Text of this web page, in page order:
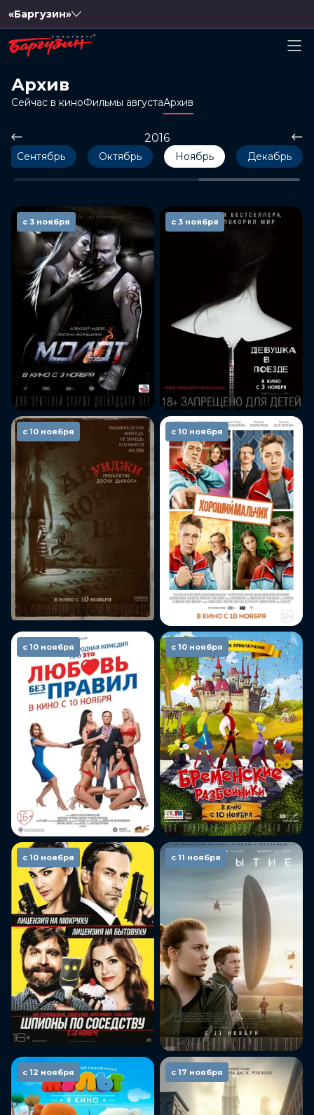
«Баргузин»
Архив
Сейчас в киноФильмы августаАрхив
2016
Сентябрь Октябрь Ноябрь Декабрь
с 3 ноября с 3 ноября
с 10 ноября с 10 ноября
с 10 ноября с 10 ноября
с 10 ноября с 11 ноября
с 12 ноября с 17 ноября